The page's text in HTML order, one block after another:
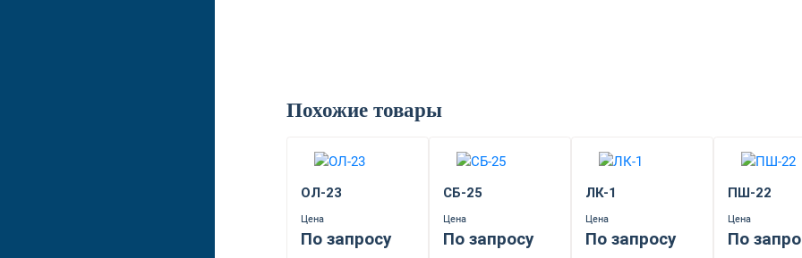
Похожие товары
ОЛ-23
Цена
По запросу
СБ-25
Цена
По запросу
ЛК-1
Цена
По запросу
ПШ-22
Цена
По